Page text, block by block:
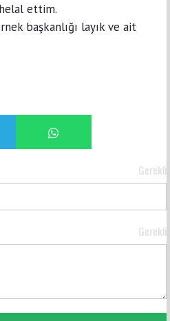
ettim.
başkanlığı layık ve ait
Gerekli
Gerekli